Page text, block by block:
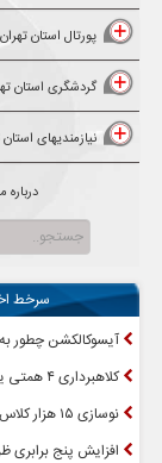
پورتال استان تهران
گردشگری استان
نیازمندیهای
درباره
سرخط
آیسوکالکشن چطور
کلاهبرداری ۴ همتی یک شرکت مهاجرتی
نوسازی ۱۵ هزار کلاس درس در استان تهران
افزایش پنج برابری